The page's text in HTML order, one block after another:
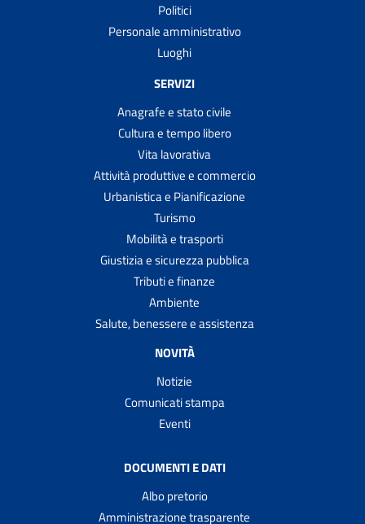
Politici
Personale amministrativo
Luoghi
SERVIZI
Anagrafe e stato civile
Cultura e tempo libero
Vita lavorativa
Attività produttive e commercio
Urbanistica e Pianificazione
Turismo
Mobilità e trasporti
Giustizia e sicurezza pubblica
Tributi e finanze
Ambiente
Salute, benessere e assistenza
NOVITÀ
Notizie
Comunicati stampa
Eventi
DOCUMENTI E DATI
Albo pretorio
Amministrazione trasparente